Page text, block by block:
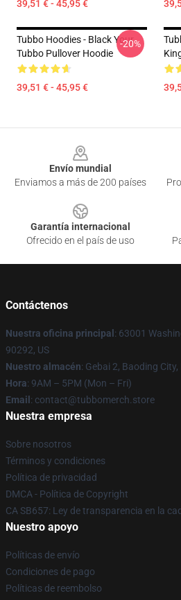
39,51 € - 45,95 €
Tubbo Hoodies - Black Your
Tubbo Pullover Hoodie
39,51 € - 45,95 €
-20%
Envío mundial
Enviamos a más de 200 países
Garantía internacional
Ofrecido en el país de uso
Contáctenos
Nuestra oficina principal : 63001
90292, US
Nuestro almacén: Gebai 2, Baoding
Hora: 9AM – 5PM (Mon – Fri)
Email : contact@tubbomerch.store
Nuestra empresa
Sobre nosotros
Términos y condiciones
Política de privacidad
DMCA - Política de Copyright
CA SB657: Ley de transparencia en la
Nuestro apoyo
Políticas de envío
Condiciones de pago
Políticas de reembolso